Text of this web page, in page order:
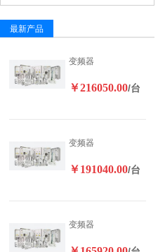
最新产品
变频器
￥216050.00/台
变频器
￥191040.00/台
变频器